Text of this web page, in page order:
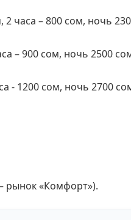
часа – 800 сом, ночь
– 900 сом, ночь 2500
- 1200 сом, ночь 2700
рынок «Комфорт»).